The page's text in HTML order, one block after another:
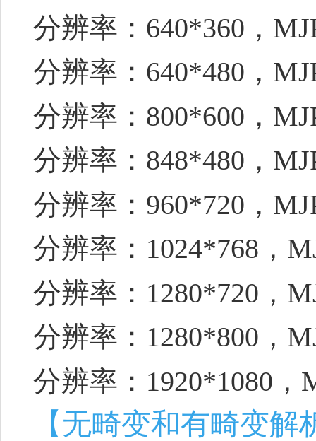
分辨率：640*360，
分辨率：640*480，
分辨率：800*600，
分辨率：848*480，
分辨率：960*720，
分辨率：1024*768，
分辨率：1280*720，
分辨率：1280*800，
分辨率：1920*1080，
【无畸变和有畸变解